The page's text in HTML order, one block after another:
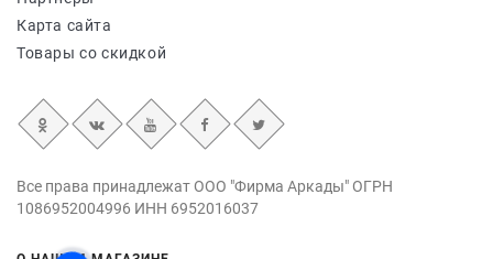
Карта сайта
Товары со скидкой
Все права принадлежат ООО "Фирма Аркады" ОГРН
1086952004996 ИНН 6952016037